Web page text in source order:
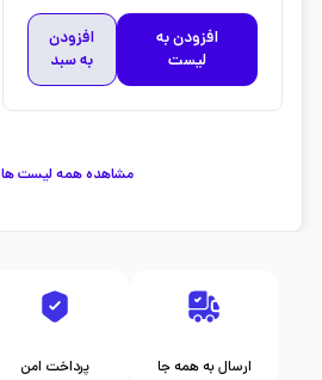
افزودن به
لیست
افزودن
به سبد
مشاهده همه لیست ها
پرداخت امن ارسال به همه جا